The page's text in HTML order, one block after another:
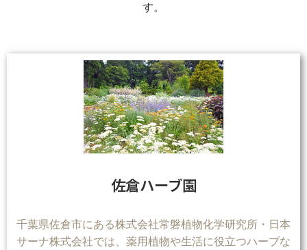
す。
佐倉ハーブ園
千葉県佐倉市にある株式会社常磐植物化学研究所・日本
サーナ株式会社では、薬用植物や生活に役立つハーブな